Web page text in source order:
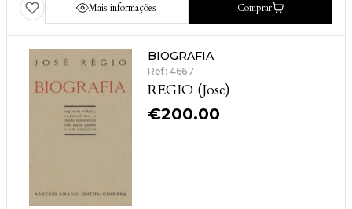
Mais informações Comprar
BIOGRAFIA
Ref: 4667
REGIO (Jose)
€200.00